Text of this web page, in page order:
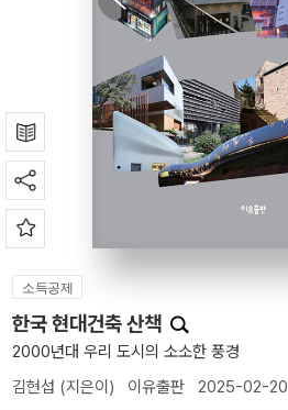
소득공제
한국 현대건축 산책
2000년대 우리 도시의 소소한 풍경
김현섭 (지은이) 이유출판 2025-02-20